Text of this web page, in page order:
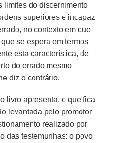
limites do discernimento
superiores e incapaz
no contexto em que
se espera em termos
esta característica, de
do errado mesmo
diz o contrário.
livro apresenta, o que fica
levantada pelo promotor
realizado por
das testemunhas: o povo